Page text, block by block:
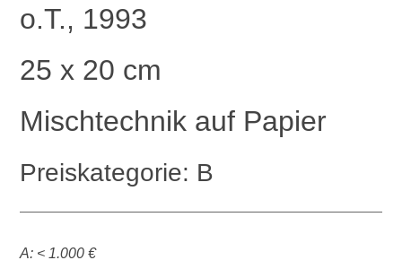
o.T., 1993
25 x 20 cm
Mischtechnik auf Papier
Preiskategorie: B
A: < 1.000 €